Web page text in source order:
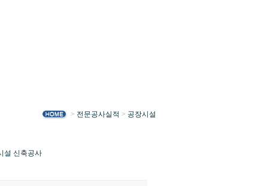
> 전문공사실적 > 공장시설
설 신축공사